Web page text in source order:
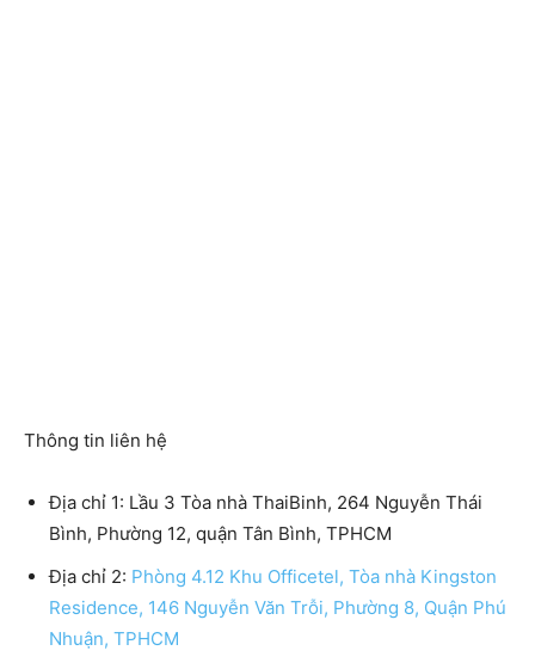
Thông tin liên hệ
Địa chỉ 1: Lầu 3 Tòa nhà ThaiBinh, 264 Nguyễn Thái
Bình, Phường 12, quận Tân Bình, TPHCM
Địa chỉ 2: Phòng 4.12 Khu Officetel, Tòa nhà Kingston
Residence, 146 Nguyễn Văn Trỗi, Phường 8, Quận Phú
Nhuận, TPHCM